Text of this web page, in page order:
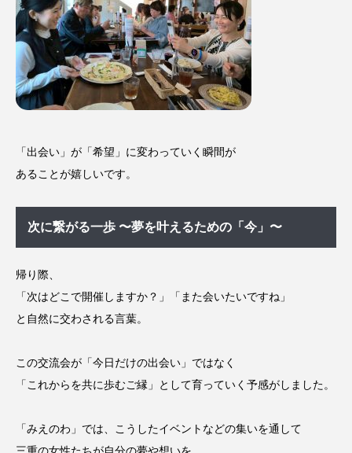
「出会い」が「希望」に変わっていく瞬間が
あることが嬉しいです。
次に繋がる一歩 〜夢を叶えるための「今」〜
帰り際、
「次はどこで開催しますか？」「また会いたいですね」
と自然に交わされる言葉。
この交流会が「今日だけの出会い」ではなく
「これからを共に歩むご縁」として育っていく予感がしました。
「みえのわ」では、こうしたイベントなどの集いを通して